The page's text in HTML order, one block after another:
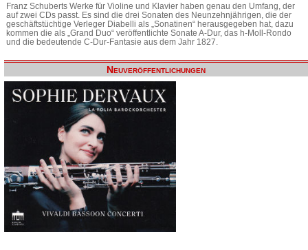
Franz Schuberts Werke für Violine und Klavier haben genau den Umfang, der
auf zwei CDs passt. Es sind die drei Sonaten des Neunzehnjährigen, die der
geschäftstüchtige Verleger Diabelli als „Sonatinen“ herausgegeben hat, dazu
kommen die als „Grand Duo“ veröffentlichte Sonate A-Dur, das h-Moll-Rondo
und die bedeutende C-Dur-Fantasie aus dem Jahr 1827.
Neuveröffentlichungen